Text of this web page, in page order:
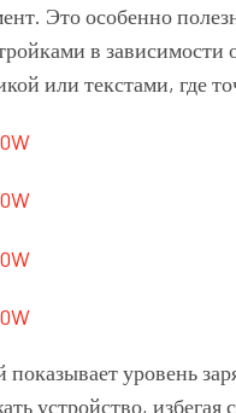
Это особенно
в зависимости
или текстами, где
уровень
устройство,